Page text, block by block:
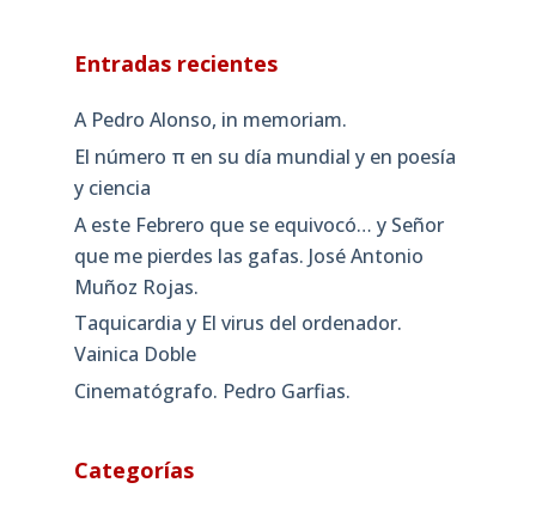
Entradas recientes
A Pedro Alonso, in memoriam.
El número π en su día mundial y en poesía
y ciencia
A este Febrero que se equivocó… y Señor
que me pierdes las gafas. José Antonio
Muñoz Rojas.
Taquicardia y El virus del ordenador.
Vainica Doble
Cinematógrafo. Pedro Garfias.
Categorías